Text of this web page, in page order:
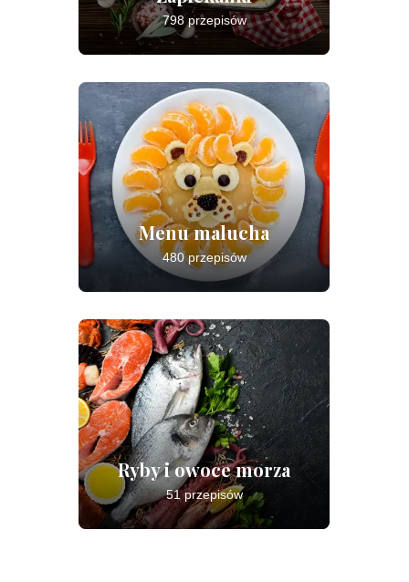
798 przepisów
Menu malucha
480 przepisów
Ryby i owoce morza
51 przepisów